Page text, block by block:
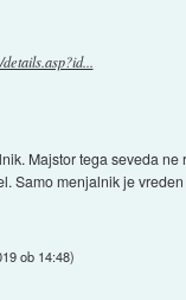
Majstor tega seveda
Samo menjalnik je
ob 14:48)